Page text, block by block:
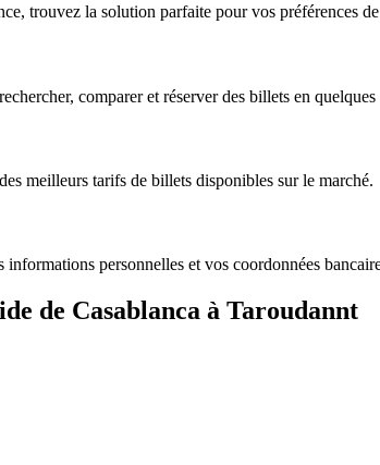
trouvez la solution parfaite pour vos préférences
comparer et réserver des billets en quelques
meilleurs tarifs de billets disponibles sur le marché.
personnelles et vos coordonnées
de Casablanca à Taroudannt